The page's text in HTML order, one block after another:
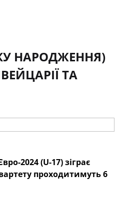
НАРОДЖЕННЯ)
ТА
2024 (U-17) зіграє
проходитимуть 6